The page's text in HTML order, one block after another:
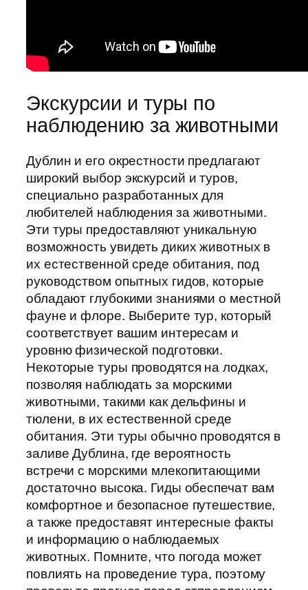
Экскурсии и туры по
наблюдению за животными
Дублин и его окрестности предлагают
широкий выбор экскурсий и туров,
специально разработанных для
любителей наблюдения за животными.
Эти туры предоставляют уникальную
возможность увидеть диких животных в
их естественной среде обитания, под
руководством опытных гидов, которые
обладают глубокими знаниями о местной
фауне и флоре. Выберите тур, который
соответствует вашим интересам и
уровню физической подготовки.
Некоторые туры проводятся на лодках,
позволяя наблюдать за морскими
животными, такими как дельфины и
тюлени, в их естественной среде
обитания. Эти туры обычно проводятся в
заливе Дублина, где вероятность
встречи с морскими млекопитающими
достаточно высока. Гиды обеспечат вам
комфортное и безопасное путешествие,
а также предоставят интересные факты
и информацию о наблюдаемых
животных. Помните, что погода может
повлиять на проведение тура, поэтому